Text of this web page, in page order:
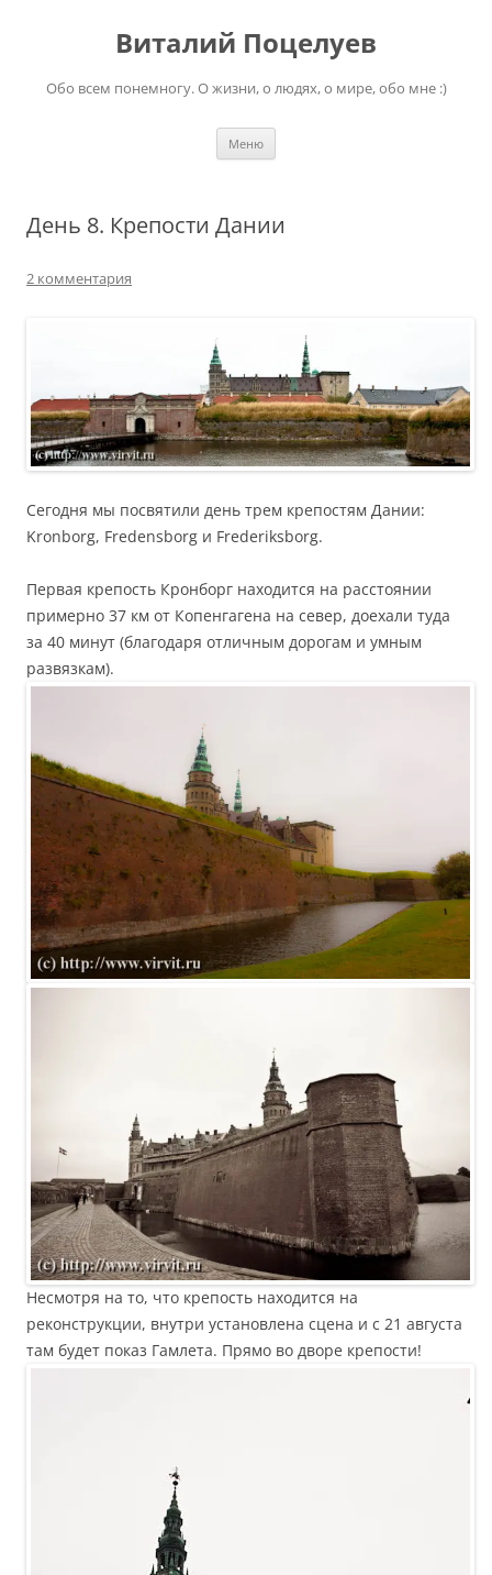
содержимомуВиталий Поцелуев
Обо всем понемногу. О жизни, о людях, о мире, обо мне :)
Меню
День 8. Крепости Дании
2 комментария
Сегодня мы посвятили день трем крепостям Дании:
Kronborg, Fredensborg и Frederiksborg.
Первая крепость Кронборг находится на расстоянии
примерно 37 км от Копенгагена на север, доехали туда
за 40 минут (благодаря отличным дорогам и умным
развязкам).
Несмотря на то, что крепость находится на
реконструкции, внутри установлена сцена и с 21 августа
там будет показ Гамлета. Прямо во дворе крепости!